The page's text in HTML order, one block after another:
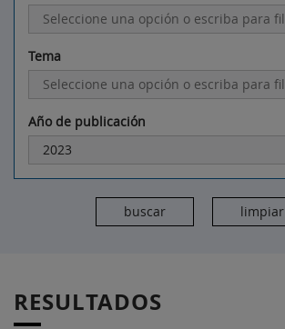
Tema
Año de publicación
RESULTADOS